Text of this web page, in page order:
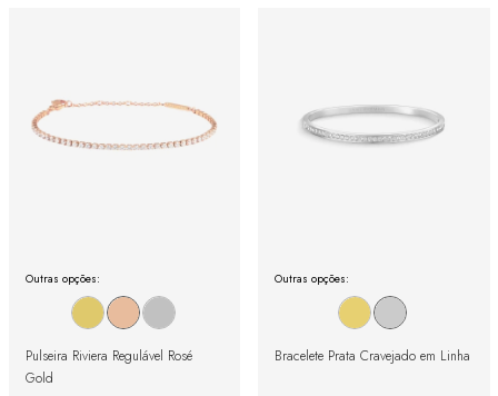
Outras opções:
Pulseira Riviera Regulável Rosé
Gold
Outras opções:
Bracelete Prata Cravejado em Linha